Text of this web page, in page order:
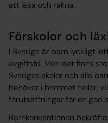
att läsa och räkna.
Förskolor och
I Sverige är barn lyckligt
avgiftsfri. Men det finns
Sveriges skolor och alla
behöver i hemmet heller,
förutsättningar för en god
Barnkonventionen